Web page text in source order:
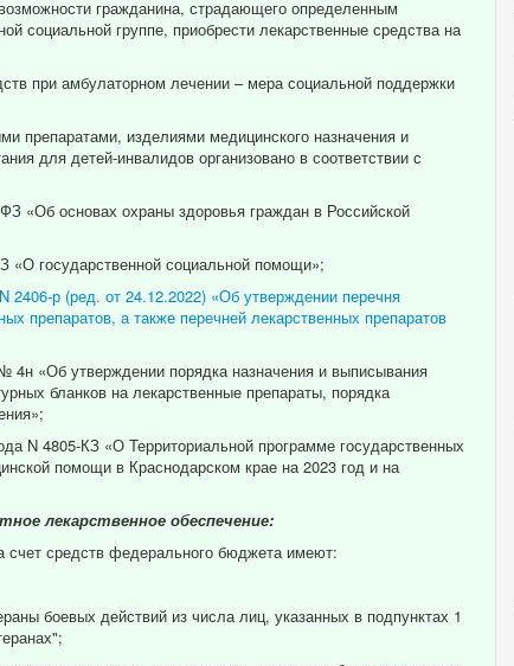
гражданина, страдающего определенным
социальной группе, приобрести лекарственные средства на
при амбулаторном лечении – мера социальной поддержки
препаратами, изделиями медицинского назначения и
для детей-инвалидов организовано в соответствии с
«Об основах охраны здоровья граждан в Российской
государственной социальной помощи»;
р (ред. от 24.12.2022) «Об утверждении перечня
препаратов, а также перечней лекарственных препаратов
4н «Об утверждении порядка назначения и выписывания
бланков на лекарственные препараты, порядка
N 4805-КЗ «О Территориальной программе государственных
помощи в Краснодарском крае на 2023 год и на
лекарственное обеспечение:
счет средств федерального бюджета имеют:
боевых действий из числа лиц, указанных в подпунктах 1